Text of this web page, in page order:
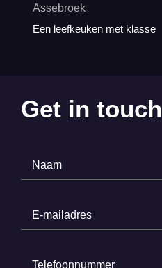
Assebroek
Een leefkeuken met klasse
Get in touch
mailadres(Required)